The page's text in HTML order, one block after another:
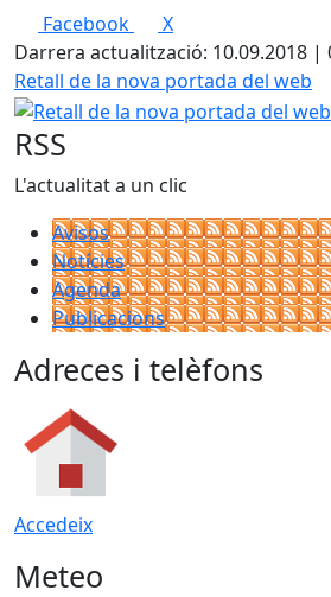
Facebook
X
Darrera actualització: 10.09.2018 |
Retall de la nova portada del web
RSS
L'actualitat a un clic
Avisos
Notícies
Agenda
Publicacions
Adreces i telèfons
Accedeix
Meteo